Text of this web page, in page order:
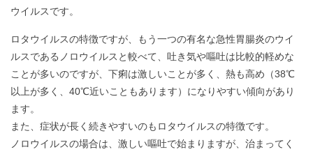
ウイルスです。
ロタウイルスの特徴ですが、もう一つの有名な急性胃腸炎のウイ
ルスであるノロウイルスと較べて、吐き気や嘔吐は比較的軽めな
ことが多いのですが、下痢は激しいことが多く、熱も高め（38℃
以上が多く、40℃近いこともあります）になりやすい傾向があり
ます。
また、症状が長く続きやすいのもロタウイルスの特徴です。
ノロウイルスの場合は、激しい嘔吐で始まりますが、治まってく